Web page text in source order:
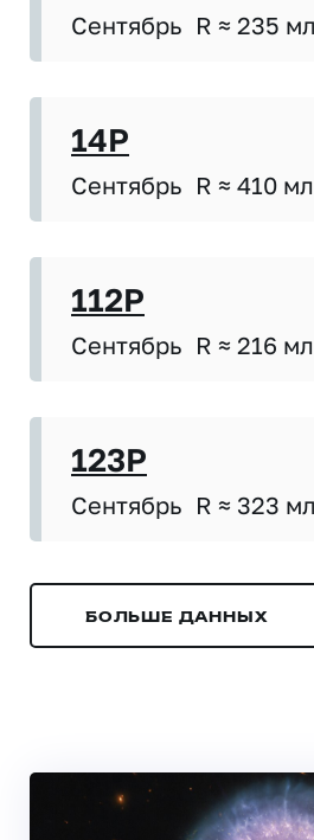
Сентябрь R ≈ 235
14P
Сентябрь R ≈ 410
112P
Сентябрь R ≈ 216
123P
Сентябрь R ≈ 323
БОЛЬШЕ ДАННЫХ